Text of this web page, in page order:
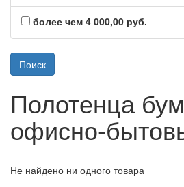
более чем 4 000,00 руб.
Полотенца
офисно-
Не найдено ни одного товара